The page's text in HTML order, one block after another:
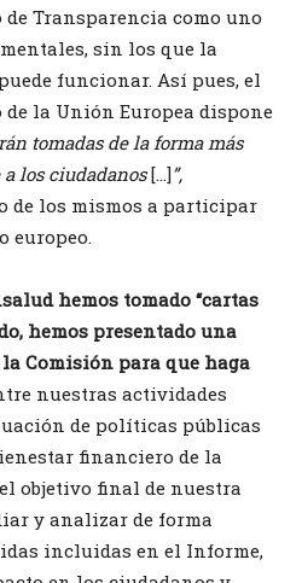
Transparencia como uno
sin los que la
funcionar. Así pues, el
de la Unión Europea dispone
tomadas de la forma más
los ciudadanos[…]”,
de los mismos a participar
europeo.
hemos tomado “cartas
hemos presentado una
Comisión para que haga
nuestras actividades
de políticas públicas
financiero de la
objetivo final de nuestra
y analizar de forma
incluidas en el Informe,